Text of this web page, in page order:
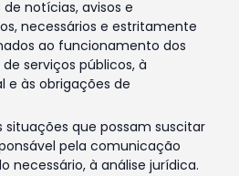
notícias, avisos e
necessários e estritamente
ao funcionamento dos
serviços públicos, à
e às obrigações de
situações que possam suscitar
pela comunicação
necessário, à análise jurídica.